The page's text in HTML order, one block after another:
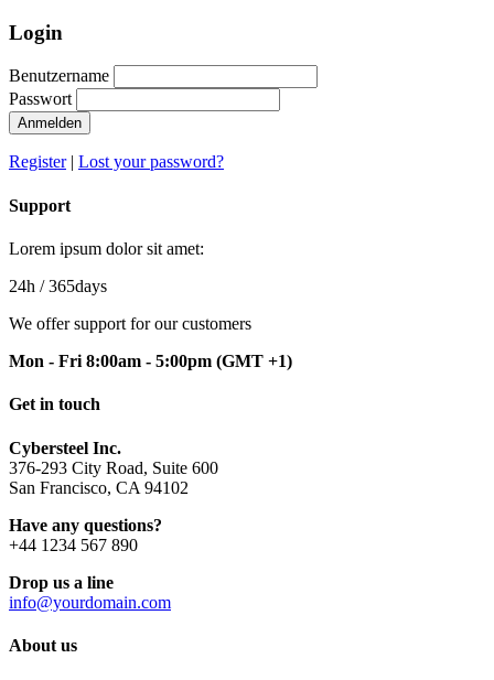
Login
Benutzername
Passwort
Anmelden
Register| Lost your password?
Support
Lorem ipsum dolor sit amet:
24h / 365days
We offer support for our customers
Mon - Fri 8:00am - 5:00pm (GMT +1)
Get in touch
Cybersteel Inc.
376-293 City Road, Suite 600
San Francisco, CA 94102
Have any questions?
+44 1234 567 890
Drop us a line
info@yourdomain.com
About us